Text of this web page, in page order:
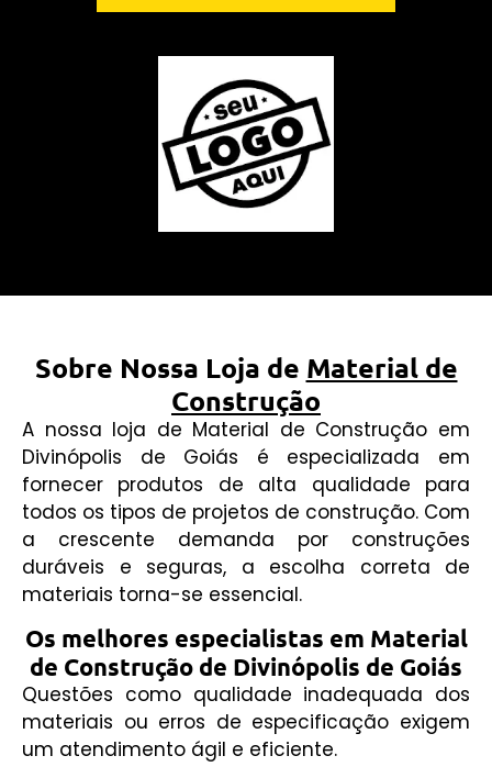
Sobre Nossa Loja de Material de
Construção
A nossa loja de Material de Construção em
Divinópolis de Goiás é especializada em
fornecer produtos de alta qualidade para
todos os tipos de projetos de construção. Com
a crescente demanda por construções
duráveis e seguras, a escolha correta de
materiais torna-se essencial.
Os melhores especialistas em Material
de Construção de Divinópolis de Goiás
Questões como qualidade inadequada dos
materiais ou erros de especificação exigem
um atendimento ágil e eficiente.